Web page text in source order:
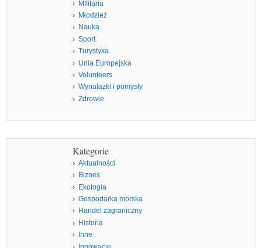
MIlitaria
Młodzież
Nauka
Sport
Turystyka
Unia Europejska
Volunteers
Wynalazki i pomysły
Zdrowie
Kategorie
Aktualności
Biznes
Ekologia
Gospodarka morska
Handel zagraniczny
Historia
Inne